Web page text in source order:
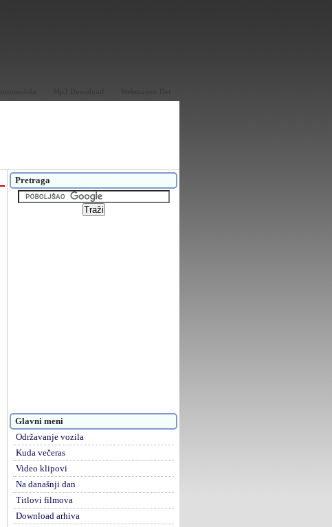
Pretraga
Glavni meni
Održavanje vozila
Kuda večeras
Video klipovi
Na današnji dan
Titlovi filmova
Download arhiva